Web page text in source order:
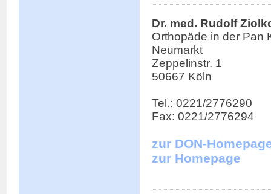
Dr. med. Rudolf
Orthopäde in der Pan
Neumarkt
Zeppelinstr. 1
50667 Köln
Tel.: 0221/2776290
Fax: 0221/2776294
zur DON-
zur Homepage